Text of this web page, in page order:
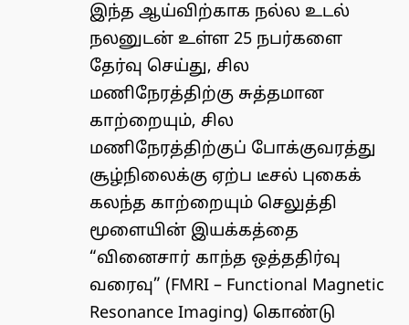
இந்த ஆய்விற்காக நல்ல உடல்
நலனுடன் உள்ள 25 நபர்களை
தேர்வு செய்து, சில
மணிநேரத்திற்கு சுத்தமான
காற்றையும், சில
மணிநேரத்திற்குப் போக்குவரத்து
சூழ்நிலைக்கு ஏற்ப டீசல் புகைக்
கலந்த காற்றையும் செலுத்தி
மூளையின் இயக்கத்தை
“வினைசார் காந்த ஒத்ததிர்வு
வரைவு” (FMRI – Functional Magnetic
Resonance Imaging) கொண்டு